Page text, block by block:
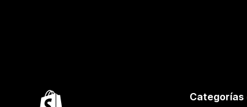
Categorías